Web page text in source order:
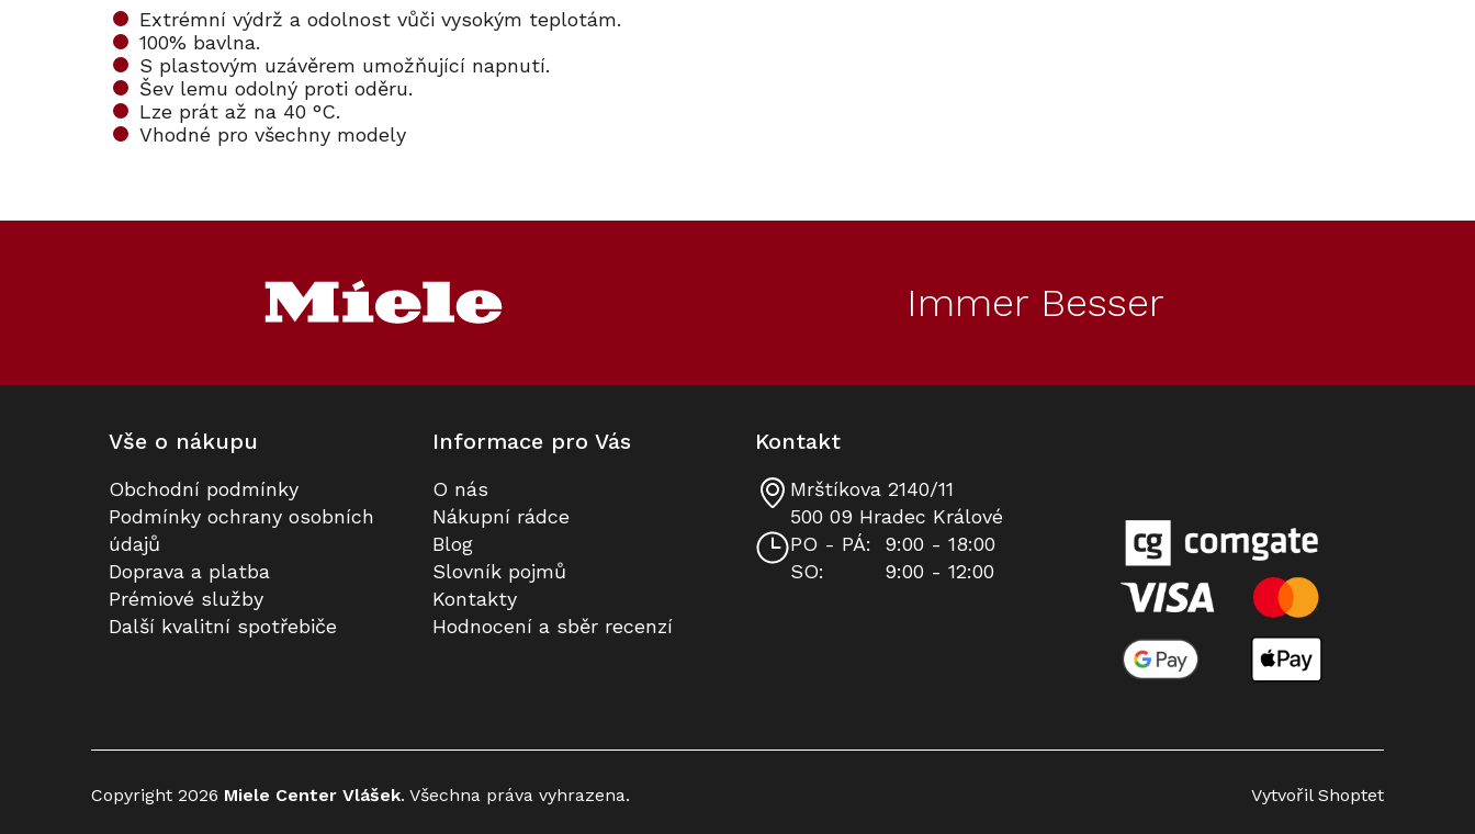
Extrémní výdrž a odolnost vůči vysokým teplotám.
100% bavlna.
S plastovým uzávěrem umožňující napnutí.
Šev lemu odolný proti oděru.
Lze prát až na 40 °C.
Vhodné pro všechny modely
Immer Besser
Vše o nákupu
Obchodní podmínky
Podmínky ochrany osobních
údajů
Doprava a platba
Prémiové služby
Další kvalitní spotřebiče
Informace pro Vás
O nás
Nákupní rádce
Blog
Slovník pojmů
Kontakty
Hodnocení a sběr recenzí
Kontakt
Mrštíkova 2140/11
500 09 Hradec Králové
PO - PÁ:
9:00 - 18:00
SO:
9:00 - 12:00
Vytvořil Shoptet
Copyright 2026 Miele Center Vlášek. Všechna práva vyhrazena.